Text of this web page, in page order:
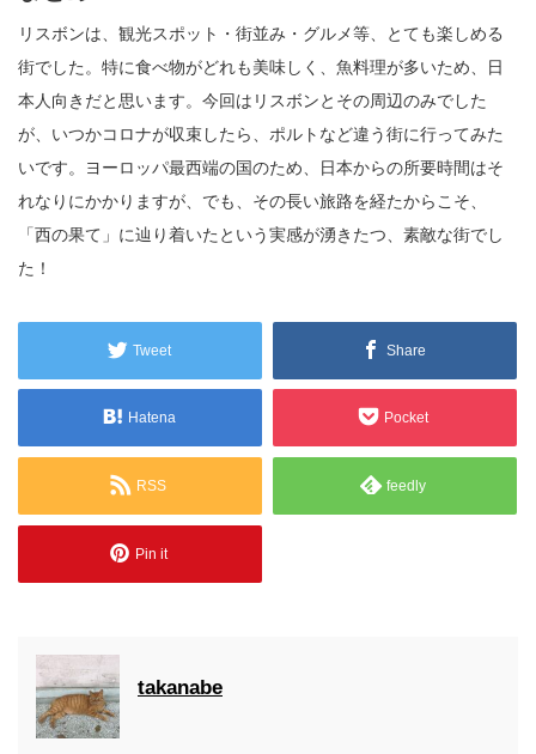
リスボンは、観光スポット・街並み・グルメ等、とても楽しめる
街でした。特に食べ物がどれも美味しく、魚料理が多いため、日
本人向きだと思います。今回はリスボンとその周辺のみでした
が、いつかコロナが収束したら、ポルトなど違う街に行ってみた
いです。ヨーロッパ最西端の国のため、日本からの所要時間はそ
れなりにかかりますが、でも、その長い旅路を経たからこそ、
「西の果て」に辿り着いたという実感が湧きたつ、素敵な街でし
た！
Tweet Share
Hatena Pocket
RSS feedly
Pin it
takanabe